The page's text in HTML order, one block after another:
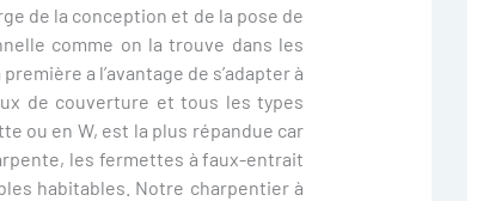
de la conception et de la pose de
comme on la trouve dans les
a l’avantage de s’adapter à
de couverture et tous les types
ou en W, est la plus répandue car
les fermettes à faux-entrait
habitables. Notre charpentier à